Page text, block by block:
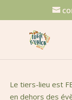
Le tiers-lieu est
en dehors des